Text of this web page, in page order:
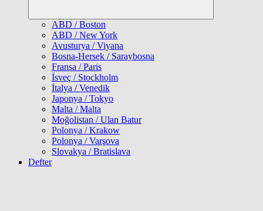
ABD / Boston
ABD / New York
Avusturya / Viyana
Bosna-Hersek / Saraybosna
Fransa / Paris
İsveç / Stockholm
İtalya / Venedik
Japonya / Tokyo
Malta / Malta
Moğolistan / Ulan Batur
Polonya / Krakow
Polonya / Varşova
Slovakya / Bratislava
Defter